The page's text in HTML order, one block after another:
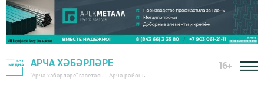
АРЧА ХӘБӘРЛӘРЕ
"Арча хәбәрләре" газетасы - Арча районы
16+